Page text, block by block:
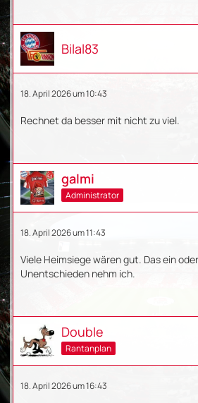
Bilal83
18. April 2026 um 10:43
Rechnet da besser mit nicht zu viel.
galmi
Administrator
18. April 2026 um 11:43
Viele Heimsiege wären gut. Das ein
Unentschieden nehm ich.
Double
Rantanplan
18. April 2026 um 16:43